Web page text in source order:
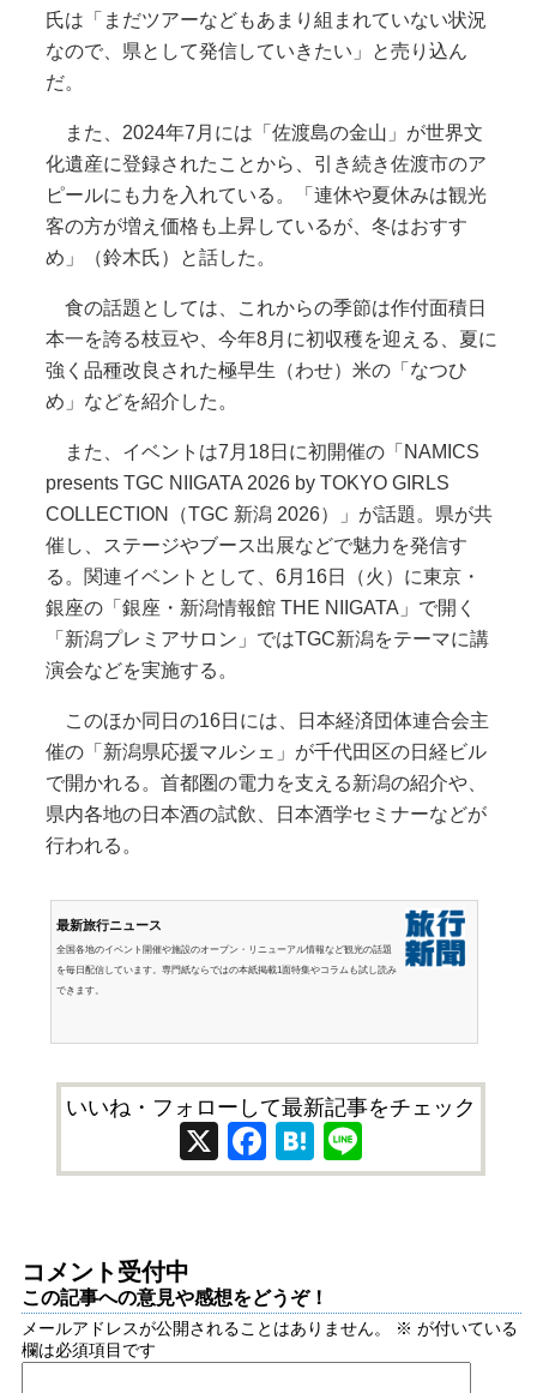
氏は「まだツアーなどもあまり組まれていない状況
なので、県として発信していきたい」と売り込ん
だ。
また、2024年7月には「佐渡島の金山」が世界文
化遺産に登録されたことから、引き続き佐渡市のア
ピールにも力を入れている。「連休や夏休みは観光
客の方が増え価格も上昇しているが、冬はおすす
め」（鈴木氏）と話した。
食の話題としては、これからの季節は作付面積日
本一を誇る枝豆や、今年8月に初収穫を迎える、夏に
強く品種改良された極早生（わせ）米の「なつひ
め」などを紹介した。
また、イベントは7月18日に初開催の「NAMICS
presents TGC NIIGATA 2026 by TOKYO GIRLS
COLLECTION（TGC 新潟 2026）」が話題。県が共
催し、ステージやブース出展などで魅力を発信す
る。関連イベントとして、6月16日（火）に東京・
銀座の「銀座・新潟情報館 THE NIIGATA」で開く
「新潟プレミアサロン」ではTGC新潟をテーマに講
演会などを実施する。
このほか同日の16日には、日本経済団体連合会主
催の「新潟県応援マルシェ」が千代田区の日経ビル
で開かれる。首都圏の電力を支える新潟の紹介や、
県内各地の日本酒の試飲、日本酒学セミナーなどが
行われる。
最新旅行ニュース
全国各地のイベント開催や施設のオープン・リニューアル情報など観光の話題
を毎日配信しています。専門紙ならではの本紙掲載1面特集やコラムも試し読み
できます。
いいね・フォローして最新記事をチェック
X Facebook
Hatena
コメント受付中
この記事への意見や感想をどうぞ！
メールアドレスが公開されることはありません。 ※ が付いている
欄は必須項目です